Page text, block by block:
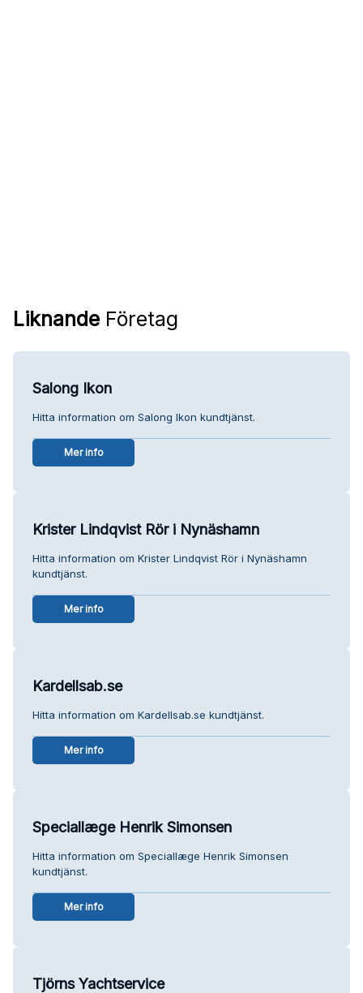
Liknande Företag
Salong Ikon
Hitta information om Salong Ikon kundtjänst.
Mer info
Krister Lindqvist Rör i Nynäshamn
Hitta information om Krister Lindqvist Rör i Nynäshamn
kundtjänst.
Mer info
Kardellsab.se
Hitta information om Kardellsab.se kundtjänst.
Mer info
Speciallæge Henrik Simonsen
Hitta information om Speciallæge Henrik Simonsen
kundtjänst.
Mer info
Tjörns Yachtservice